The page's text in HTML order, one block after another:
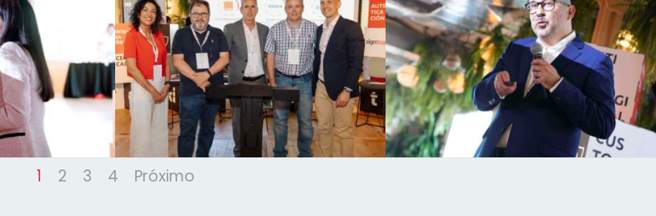
1 2 3 4 Próximo